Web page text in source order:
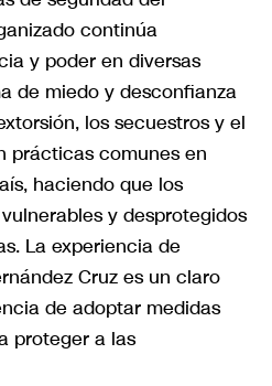
continúa
y poder en diversas
de miedo y desconfianza
los secuestros y el
prácticas comunes en
haciendo que los
y desprotegidos
La experiencia de
Cruz es un claro
de adoptar medidas
proteger a las